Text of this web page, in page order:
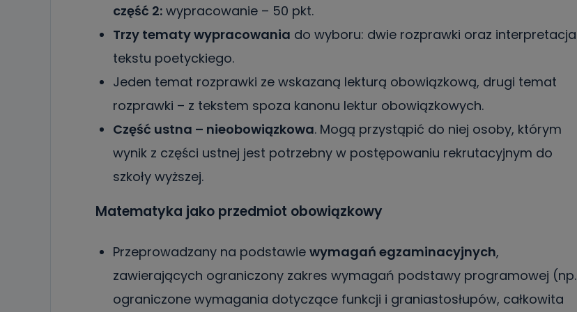
część 2: wypracowanie – 50 pkt.
Trzy tematy wypracowania do wyboru: dwie rozprawki oraz interpretacja
tekstu poetyckiego.
Jeden temat rozprawki ze wskazaną lekturą obowiązkową, drugi temat
rozprawki – z tekstem spoza kanonu lektur obowiązkowych.
Część ustna – nieobowiązkowa. Mogą przystąpić do niej osoby, którym
wynik z części ustnej jest potrzebny w postępowaniu rekrutacyjnym do
szkoły wyższej.
Matematyka jako przedmiot obowiązkowy
Przeprowadzany na podstawie wymagań egzaminacyjnych,
zawierających ograniczony zakres wymagań podstawy programowej (np.
ograniczone wymagania dotyczące funkcji i graniastosłupów, całkowita